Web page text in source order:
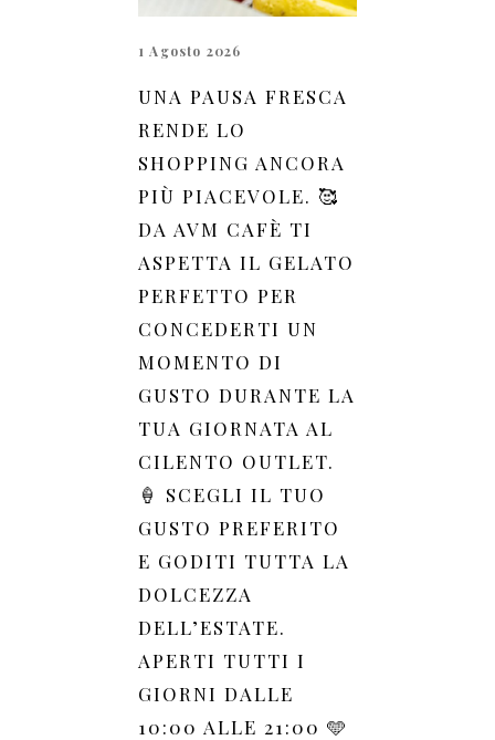
1 Agosto 2026
UNA PAUSA FRESCA
RENDE LO
SHOPPING ANCORA
PIÙ PIACEVOLE. 🥰
DA AVM CAFÈ TI
ASPETTA IL GELATO
PERFETTO PER
CONCEDERTI UN
MOMENTO DI
GUSTO DURANTE LA
TUA GIORNATA AL
CILENTO OUTLET.
🍦 SCEGLI IL TUO
GUSTO PREFERITO
E GODITI TUTTA LA
DOLCEZZA
DELL’ESTATE.
APERTI TUTTI I
GIORNI DALLE
10:00 ALLE 21:00 🩵